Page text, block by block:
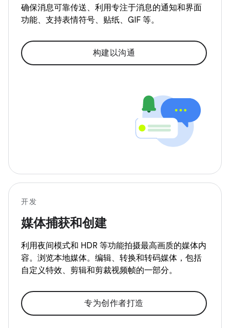
确保消息可靠传送、利用专注于消息的通知和界面
功能、支持表情符号、贴纸、GIF 等。
构建以沟通
开发
媒体捕获和创建
利用夜间模式和 HDR 等功能拍摄最高画质的媒体内
容。浏览本地媒体。编辑、转换和转码媒体，包括
自定义特效、剪辑和剪裁视频帧的一部分。
专为创作者打造